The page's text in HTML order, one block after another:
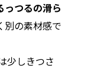
っつるの滑ら
別の素材感で
少しきつさ